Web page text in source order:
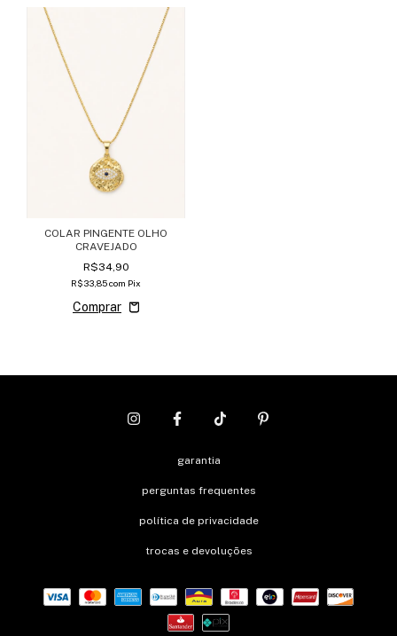
COLAR PINGENTE OLHO
CRAVEJADO
R$34,90
R$33,85com Pix
garantia
perguntas frequentes
política de privacidade
trocas e devoluções